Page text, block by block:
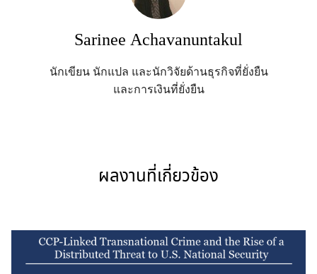
Sarinee Achavanuntakul
นักเขียน นักแปล และนักวิจัยด้านธุรกิจที่ยั่งยืน
และการเงินที่ยั่งยืน
ผลงานที่เกี่ยวข้อง